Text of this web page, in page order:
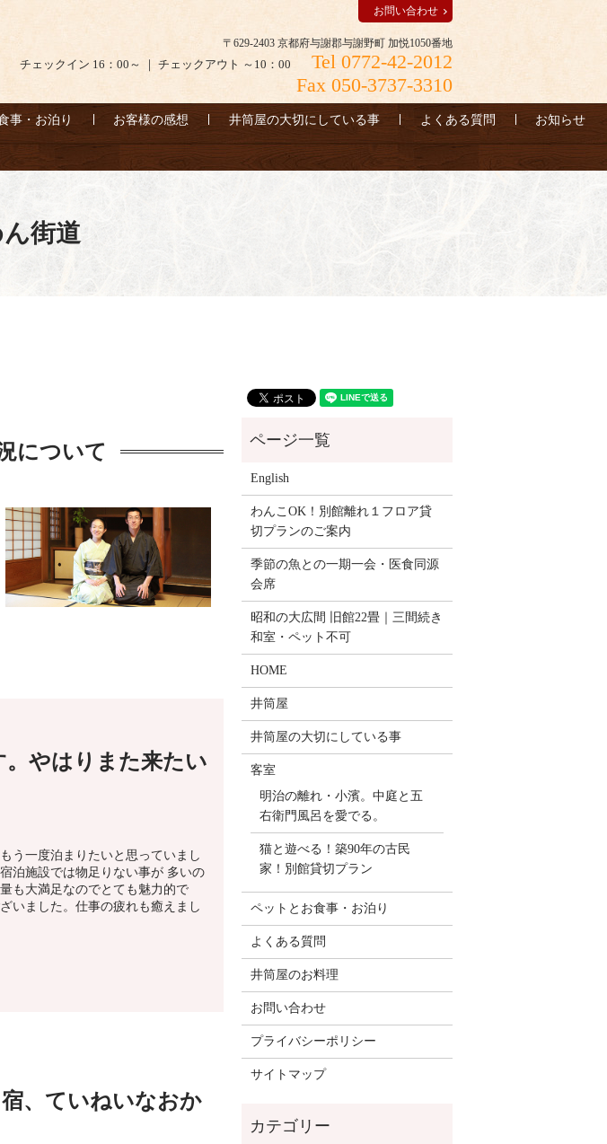
〒629-2403 京都府与謝郡与謝野町 加悦1050番地
チェックイン 16：00～ ｜ チェックアウト ～10：00
Tel 0772-42-2012
Fax 050-3737-3310
お問い合わせ
事・お泊り お客様の感想 井筒屋の大切にしている事 よくある質問 お知らせ
街道
について
やはりまた来たい
う一度泊まりたいと思っていまし
泊施設では物足りない事が 多いの
も大満足なのでとても魅力的で
いました。仕事の疲れも癒えまし
、ていねいなおか
English
わんこOK！別館離れ１フロア貸
切プランのご案内
季節の魚との一期一会・医食同源
会席
昭和の大広間 旧館22畳｜三間続き
和室・ペット不可
HOME
井筒屋
井筒屋の大切にしている事
客室
明治の離れ・小濱。中庭と五
右衛門風呂を愛でる。
猫と遊べる！築90年の古民
家！別館貸切プラン
ペットとお食事・お泊り
よくある質問
井筒屋のお料理
お問い合わせ
プライバシーポリシー
サイトマップ